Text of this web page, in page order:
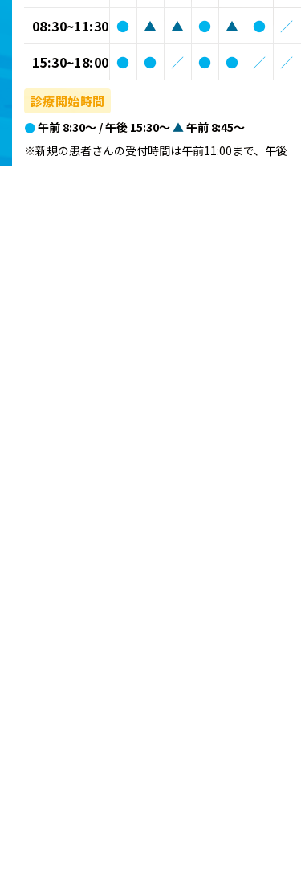
08:30~11:30 ● ▲ ▲ ● ▲ ●
／
15:30~18:00 ● ● ／ ● ● ／ ／
診療開始時間
●午前 8:30～ / 午後 15:30～ ▲ 午前 8:45～
※新規の患者さんの受付時間は午前11:00まで、午後